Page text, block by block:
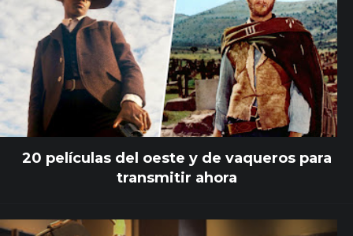
20 películas del oeste y de vaqueros para
transmitir ahora